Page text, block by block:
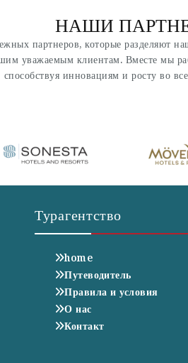
НАШИ
партнеров, которые разделяют
уважаемым клиентам. Вместе мы
способствуя инновациям и росту во
Турагентство
home
Путеводитель
Правила и условия
О нас
Контакт